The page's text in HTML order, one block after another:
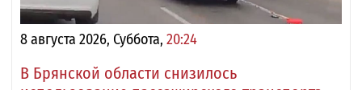
8 августа 2026, Суббота, 20:24
В Брянской области снизилось